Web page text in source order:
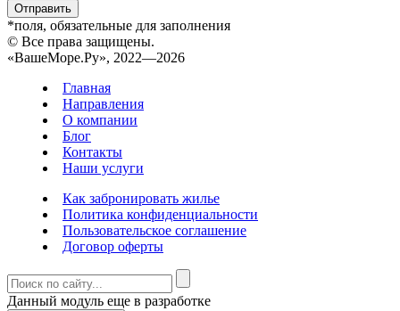
Отправить
*поля, обязательные для заполнения
© Все права защищены.
«ВашеМоре.Ру», 2022—2026
Главная
Направления
О компании
Блог
Контакты
Наши услуги
Как забронировать жилье
Политика конфиденциальности
Пользовательское соглашение
Договор оферты
Данный модуль еще в разработке